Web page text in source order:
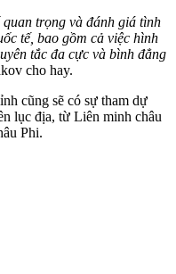
trọng và đánh giá tình
tế, bao gồm cả việc hình
tắc đa cực và bình đẳng
cho hay.
cũng sẽ có sự tham dự
lục địa, từ Liên minh châu
Phi.